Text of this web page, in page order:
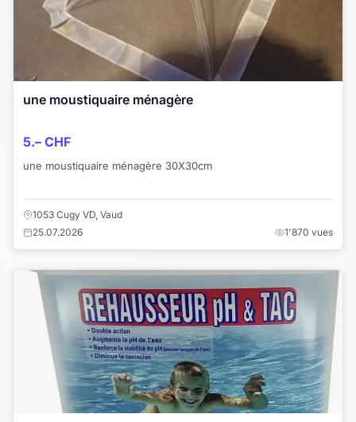
une moustiquaire ménagère
5.– CHF
une moustiquaire ménagère 30X30cm
1053 Cugy VD, Vaud
25.07.2026
1'870 vues